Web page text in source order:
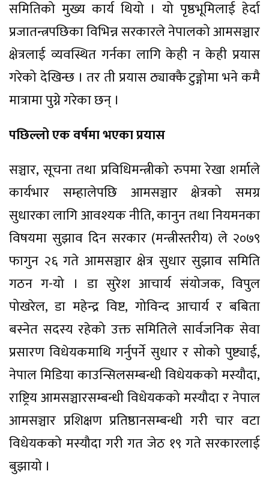
समितिको मुख्य कार्य थियो । यो पृष्ठभूमिलाई हेर्दा
प्रजातन्त्रपछिका विभिन्न सरकारले नेपालको आमसञ्चार
क्षेत्रलाई व्यवस्थित गर्नका लागि केही न केही प्रयास
गरेको देखिन्छ । तर ती प्रयास ठ्याक्कै टुङ्गोमा भने कमै
मात्रामा पुग्ने गरेका छन् ।
पछिल्लो एक वर्षमा भएका प्रयास
सञ्चार, सूचना तथा प्रविधिमन्त्रीको रुपमा रेखा शर्माले
कार्यभार सम्हालेपछि आमसञ्चार क्षेत्रको समग्र
सुधारका लागि आवश्यक नीति, कानुन तथा नियमनका
विषयमा सुझाव दिन सरकार (मन्त्रीस्तरीय) ले २०७९
फागुन २६ गते आमसञ्चार क्षेत्र सुधार सुझाव समिति
गठन ग-यो । डा सुरेश आचार्य संयोजक, विपुल
पोखरेल, डा महेन्द्र विष्ट, गोविन्द आचार्य र बबिता
बस्नेत सदस्य रहेको उक्त समितिले सार्वजनिक सेवा
प्रसारण विधेयकमाथि गर्नुपर्ने सुधार र सोको पुष्ट्याई,
नेपाल मिडिया काउन्सिलसम्बन्धी विधेयकको मस्यौदा,
राष्ट्रिय आमसञ्चारसम्बन्धी विधेयकको मस्यौदा र नेपाल
आमसञ्चार प्रशिक्षण प्रतिष्ठानसम्बन्धी गरी चार वटा
विधेयकको मस्यौदा गरी गत जेठ १९ गते सरकारलाई
बुझायो ।